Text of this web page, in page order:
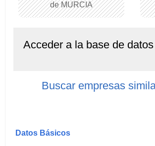
de MURCIA
Acceder a la base de
Buscar empresas
Datos Básicos